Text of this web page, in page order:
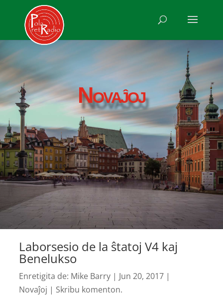
Novaĵoj
Laborsesio de la ŝtatoj V4 kaj
Benelukso
Enretigita de: Mike Barry | Jun 20, 2017 |
Novaĵoj | Skribu komenton.